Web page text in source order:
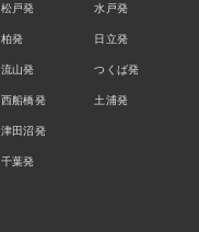
松戸発
柏発
流山発
西船橋発
津田沼発
千葉発
水戸発
日立発
つくば発
土浦発